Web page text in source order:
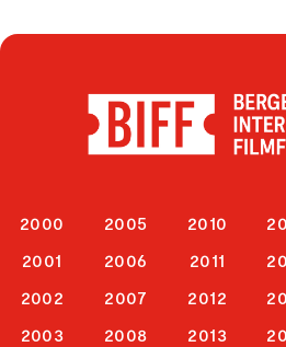
2000
2001
2002
2003
2005
2006
2007
2008
2010
2011
2012
2013